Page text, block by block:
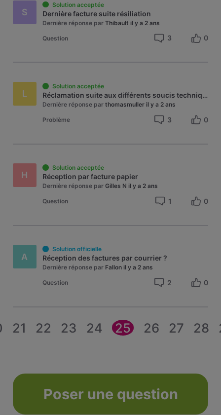
S
Solution acceptée
Dernière facture suite résiliation
Dernière réponse par Thibault il y a 2 ans
Question 3 0
L
Solution acceptée
Réclamation suite aux différents soucis techniques
Dernière réponse par thomasmuller il y a 2 ans
Problème 3 0
H
Solution acceptée
Réception par facture papier
Dernière réponse par Gilles N il y a 2 ans
Question 1 0
A
Solution officielle
Réception des factures par courrier ?
Dernière réponse par Fallon il y a 2 ans
Question 2 0
21 22 23 24 25 26 27 28
Poser une question